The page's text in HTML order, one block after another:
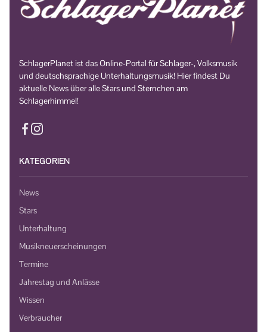
SchlagerPlanet ist das Online-Portal für Schlager-, Volksmusik
und deutschsprachige Unterhaltungsmusik! Hier findest Du
aktuelle News über alle Stars und Sternchen am
Schlagerhimmel!
KATEGORIEN
News
Stars
Unterhaltung
Musikneuerscheinungen
Termine
Jahrestag und Anlässe
Wissen
Verbraucher